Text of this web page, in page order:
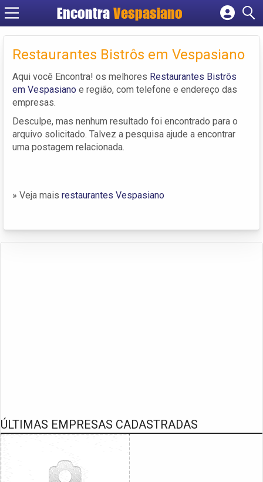
Encontra Vespasiano
Cadastrar empresa
Criar conta
Restaurantes Bistrôs em Vespasiano
Aqui você Encontra! os melhores Restaurantes Bistrôs
em Vespasiano e região, com telefone e endereço das
empresas.
Desculpe, mas nenhum resultado foi encontrado para o
arquivo solicitado. Talvez a pesquisa ajude a encontrar
uma postagem relacionada.
» Veja mais restaurantes Vespasiano
ÚLTIMAS EMPRESAS CADASTRADAS